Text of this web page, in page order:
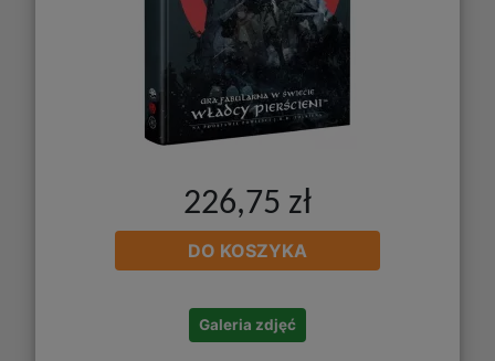
226,75 zł
DO KOSZYKA
Galeria zdjęć